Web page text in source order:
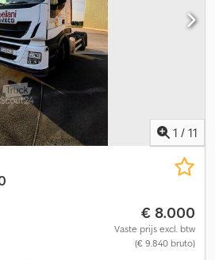
1 / 11
€ 8.000
Vaste prijs excl. btw
(€ 9.840 bruto)